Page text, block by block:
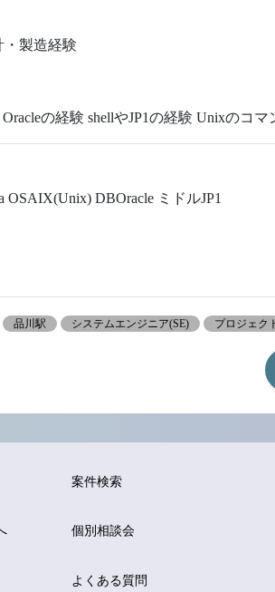
・製造経験
の経験 shellやJP1の経験 Unixのコマ
OSAIX(Unix) DBOracle ミドルJP1
品川駅 システムエンジニア(SE) プロジェク
案件検索
個別相談会
よくある質問